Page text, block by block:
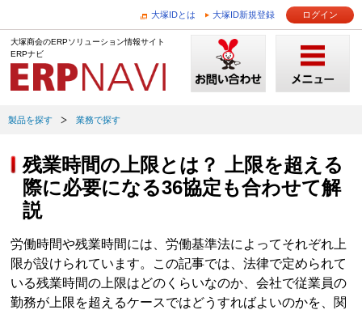
大塚IDとは 大塚ID新規登録 ログイン
大塚商会のERPソリューション情報サイト
ERPナビ
製品を探す 業務で探す
残業時間の上限とは？ 上限を超える
際に必要になる36協定も合わせて解
説
労働時間や残業時間には、労働基準法によってそれぞれ上
限が設けられています。この記事では、法律で定められて
いる残業時間の上限はどのくらいなのか、会社で従業員の
勤務が上限を超えるケースではどうすればよいのかを、関